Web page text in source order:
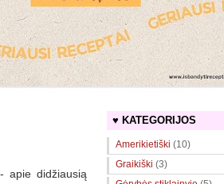
apie didžiausią
♥ KATEGORIJOS
Amerikietiški (10)
Graikiški (3)